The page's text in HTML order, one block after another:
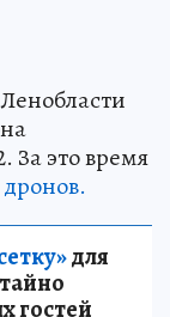
За это время
для
гостей